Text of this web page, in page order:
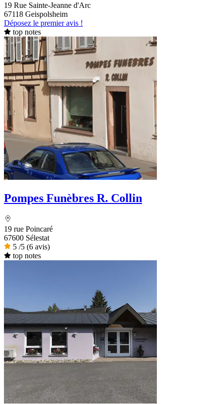
19 Rue Sainte-Jeanne d'Arc
67118 Geispolsheim
Déposez le premier avis !
top notes
Pompes Funèbres R. Collin
19 rue Poincaré
67600 Sélestat
5 /5 (6 avis)
top notes